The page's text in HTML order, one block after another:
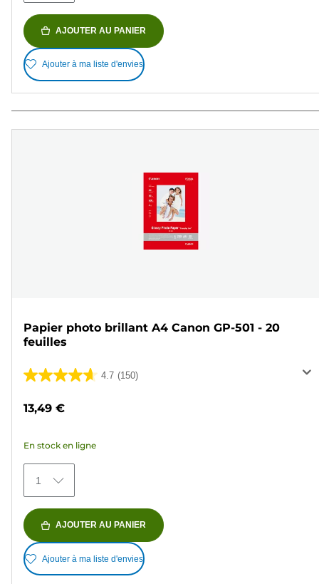
AJOUTER AU PANIER
Ajouter à ma liste d'envies
Papier photo brillant A4 Canon GP-501 - 20
feuilles
4.7 (150)
4.7
150
avis
13,49 €
En stock en ligne
1
AJOUTER AU PANIER
Ajouter à ma liste d'envies